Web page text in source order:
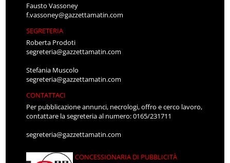
Fausto Vassoney
f.vassoney@gazzettamatin.com
SEGRETERIA
Roberta Prodoti
segreteria@gazzettamatin.com
Stefania Muscolo
segreteria@gazzettamatin.com
CONTATTACI
Per pubblicazione annunci, necrologi, offro e cerco lavoro,
contattare la segreteria al numero: 0165/231711
segreteria@gazzettamatin.com
CONCESSIONARIA DI PUBBLICITÀ